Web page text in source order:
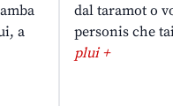
a
dal taramot o
personis che
plui +